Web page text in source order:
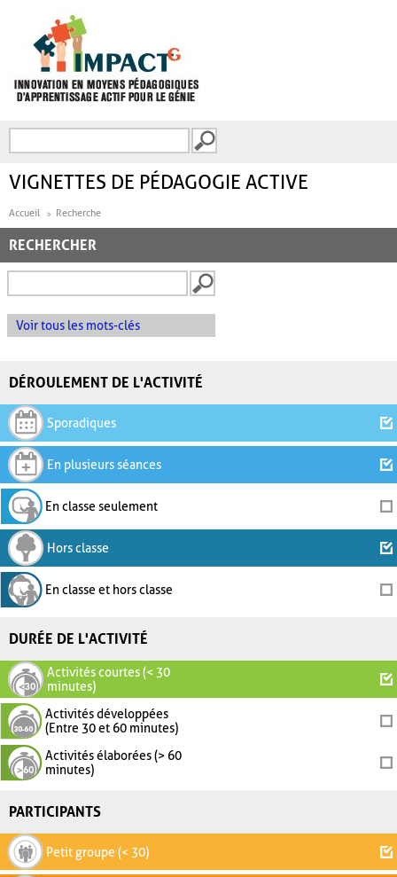
FORMULAIRE DE
VIGNETTES DE PÉDAGOGIE ACTIVE
Accueil Recherche
RECHERCHER
Voir tous les mots-clés
DÉROULEMENT DE L'ACTIVITÉ
Sporadiques
En plusieurs séances
En classe seulement
Hors classe
En classe et hors classe
DURÉE DE L'ACTIVITÉ
Activités courtes (< 30
minutes)
Activités développées
(Entre 30 et 60 minutes)
Activités élaborées (> 60
minutes)
PARTICIPANTS
Petit groupe (< 30)